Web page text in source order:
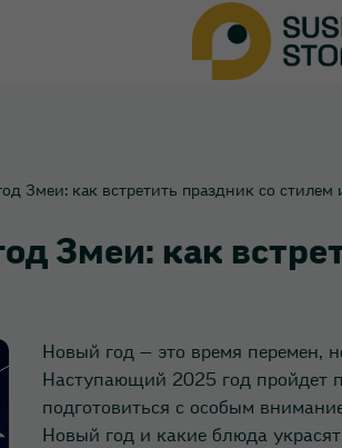
Змеи: как встретить праздник со стилем
Змеи: как
Новый год — это время перемен,
Наступающий 2025 год пройдет
подготовиться с особым
Новый год и какие блюда